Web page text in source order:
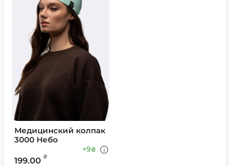
Медицинский колпак
3000 Небо
199.00 ₴
+9₴